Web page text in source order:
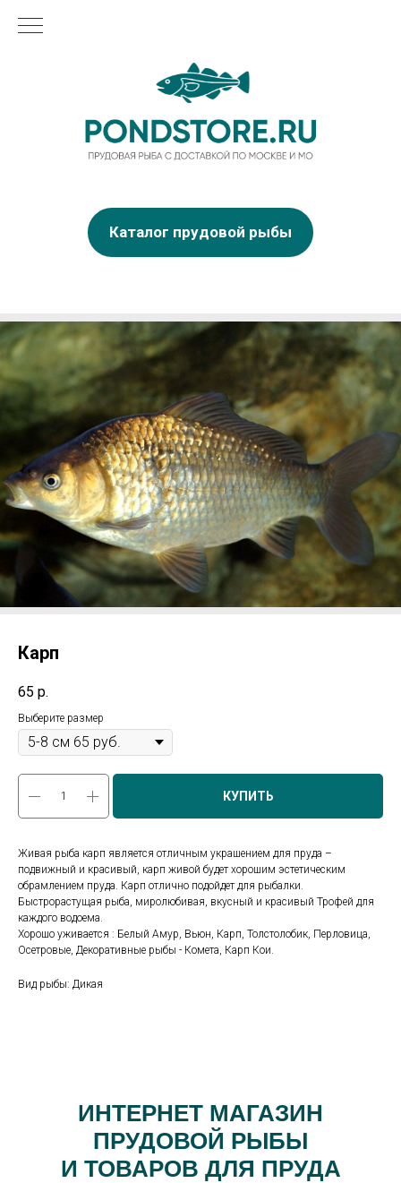
Каталог прудовой рыбы
Карп
65 р.
Выберите размер
КУПИТЬ
Живая рыба карп является отличным украшением для пруда –
подвижный и красивый, карп живой будет хорошим эстетическим
обрамлением пруда. Карп отлично подойдет для рыбалки.
Быстрорастущая рыба, миролюбивая, вкусный и красивый Трофей для
каждого водоема.
Хорошо уживается : Белый Амур, Вьюн, Карп, Толстолобик, Перловица,
Осетровые, Декоративные рыбы - Комета, Карп Кои.
Вид рыбы: Дикая
ИНТЕРНЕТ МАГАЗИН
ПРУДОВОЙ РЫБЫ
И ТОВАРОВ ДЛЯ ПРУДА